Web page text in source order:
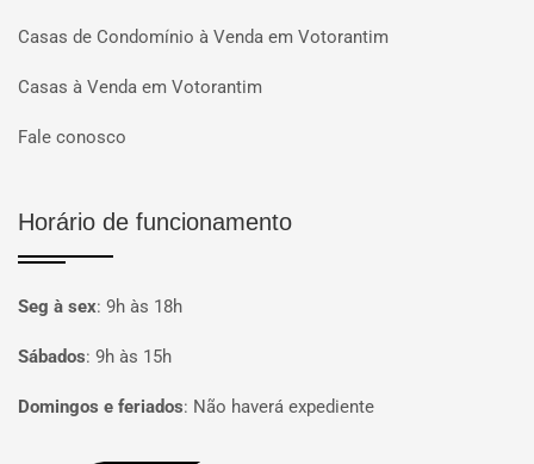
Casas de Condomínio à Venda em Votorantim
Casas à Venda em Votorantim
Fale conosco
Horário de funcionamento
Seg à sex: 9h às 18h
Sábados: 9h às 15h
Domingos e feriados: Não haverá expediente